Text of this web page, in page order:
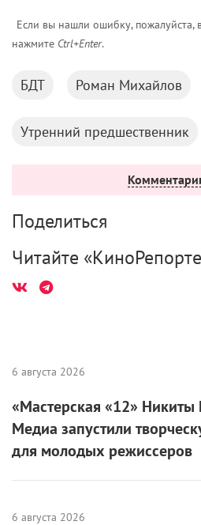
Если вы нашли ошибку, пожалуйста,
нажмите Ctrl+Enter.
БДТ Роман Михайлов
Утренний предшественник
Поделиться
Читайте
6 августа 2026
«Мастерская «12»
Медиа запустили
для молодых режиссеров
6 августа 2026